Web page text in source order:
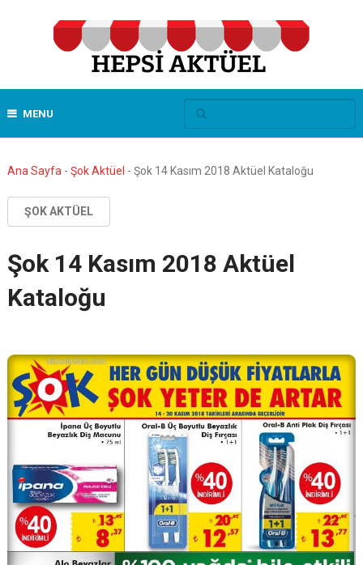
MENU
Ana Sayfa - Şok Aktüel - Şok 14 Kasım 2018 Aktüel Kataloğu
ŞOK AKTÜEL
Şok 14 Kasım 2018 Aktüel
Kataloğu